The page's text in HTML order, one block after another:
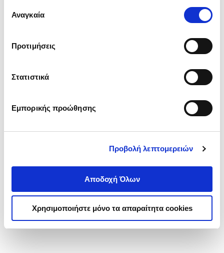
ενδιαφέρουν και να επιλέξετε από τα παρακάτω με την
΄΄και να ενημερωθείτε σχετικά με
συγκατάθεσης
Αναγκαία
Προτιμήσεις
Στατιστικά
Εμπορικής προώθησης
Προβολή λεπτομερειών
Αποδοχή Όλων
Χρησιμοποιήστε μόνο τα απαραίτητα cookies